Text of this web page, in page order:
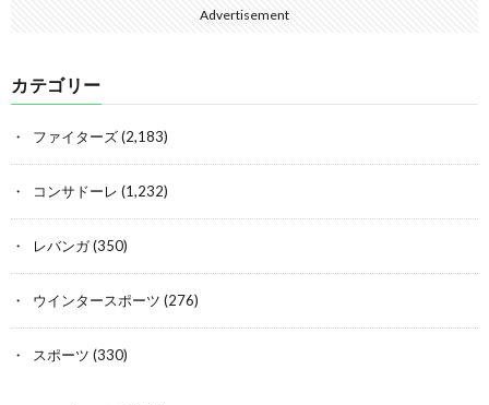
Advertisement
カテゴリー
ファイターズ(2,183)
コンサドーレ (1,232)
レバンガ(350)
ウインタースポーツ (276)
スポーツ (330)